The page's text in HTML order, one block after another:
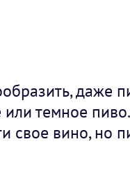
даже
или темное
свое вино, но